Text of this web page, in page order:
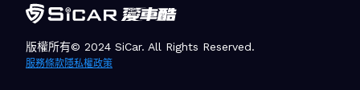
版權所有© 2024 SiCar. All Rights Reserved.
服務條款隱私權政策